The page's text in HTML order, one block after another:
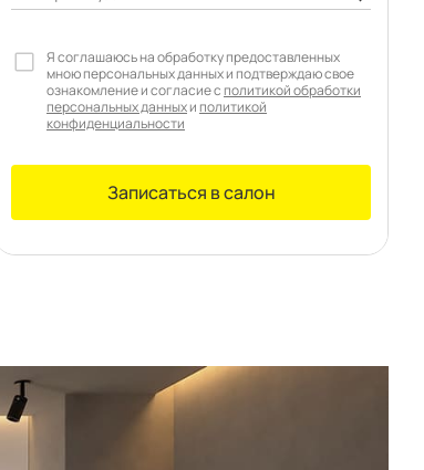
Я соглашаюсь на обработку предоставленных
мною персональных данных и подтверждаю свое
ознакомление и согласие сполитикой обработки
персональных данныхиполитикой
конфиденциальности
Записаться в салон